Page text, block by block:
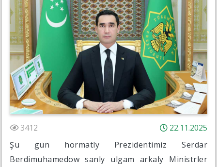
3412
22.11.2025
Şu gün hormatly Prezidentimiz Serdar
Berdimuhamedow sanly ulgam arkaly Ministrler